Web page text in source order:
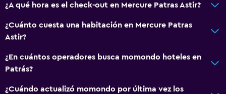
¿A qué hora es el check-out en Mercure Patras Astir?
¿Cuánto cuesta una habitación en Mercure Patras
Astir?
¿En cuántos operadores busca momondo hoteles en
Patrás?
¿Cuándo actualizó momondo por última vez los